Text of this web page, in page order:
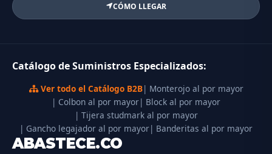
CÓMO LLEGAR
Catálogo de Suministros Especializados:
Ver todo el Catálogo B2B| Monterojo al por mayor
| Colbon al por mayor| Block al por mayor
| Tijera studmark al por mayor
| Gancho legajador al por mayor| Banderitas al por mayor
ABASTECE.CO